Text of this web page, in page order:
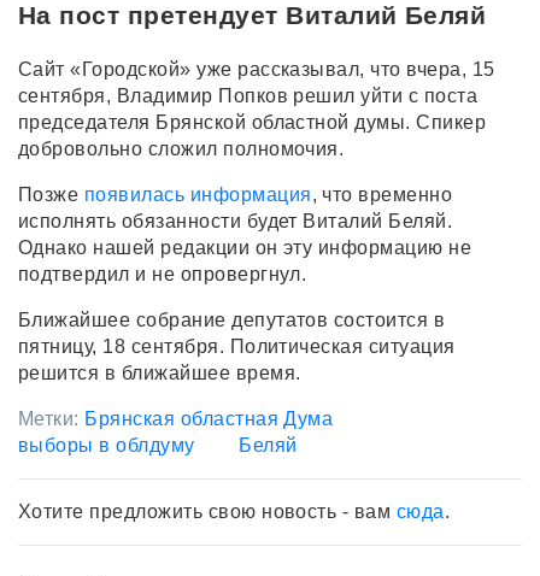
На пост претендует Виталий Беляй
Сайт «Городской» уже рассказывал, что вчера, 15
сентября, Владимир Попков решил уйти с поста
председателя Брянской областной думы. Спикер
добровольно сложил полномочия.
Позже появилась информация, что временно
исполнять обязанности будет Виталий Беляй.
Однако нашей редакции он эту информацию не
подтвердил и не опровергнул.
Ближайшее собрание депутатов состоится в
пятницу, 18 сентября. Политическая ситуация
решится в ближайшее время.
Метки: Брянская областная Дума
выборы в облдуму
Беляй
Хотите предложить свою новость - вам сюда.